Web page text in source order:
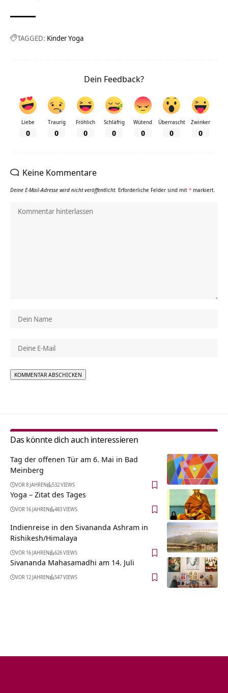
TAGGED: Kinder Yoga
Dein Feedback?
Liebe
0
Traurig
0
Fröhlich
0
Schläfrig
0
Wütend
0
Überrascht
0
Zwinker
0
Keine Kommentare
Deine E-Mail-Adresse wird nicht veröffentlicht. Erforderliche Felder sind mit * markiert.
Das könnte dich auch interessieren
Tag der offenen Tür am 6. Mai in Bad
Meinberg
VOR 8 JAHREN 532 VIEWS
Yoga – Zitat des Tages
VOR 16 JAHREN 483 VIEWS
Indienreise in den Sivananda Ashram in
Rishikesh/Himalaya
VOR 16 JAHREN 626 VIEWS
Sivananda Mahasamadhi am 14. Juli
VOR 12 JAHREN 547 VIEWS